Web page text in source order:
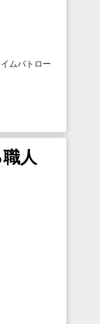
ムパトロー
人